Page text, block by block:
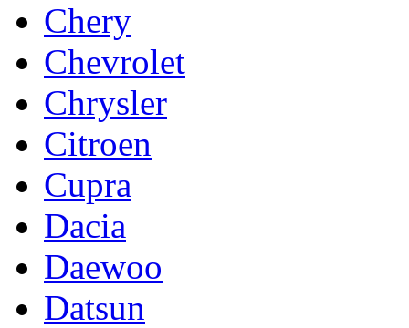
Chery
Chevrolet
Chrysler
Citroen
Cupra
Dacia
Daewoo
Datsun